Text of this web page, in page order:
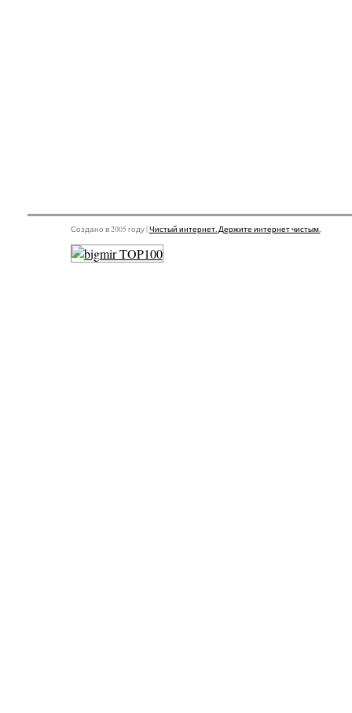
Создано в 2005 году |Чистый интернет. Держите интернет чистым.